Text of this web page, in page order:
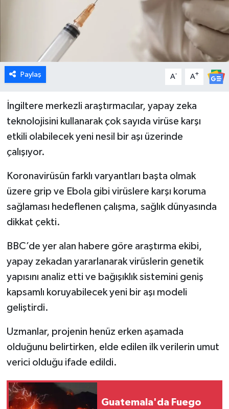
Paylaş A- A+
İngiltere merkezli araştırmacılar, yapay zeka
teknolojisini kullanarak çok sayıda virüse karşı
etkili olabilecek yeni nesil bir aşı üzerinde
çalışıyor.
Koronavirüsün farklı varyantları başta olmak
üzere grip ve Ebola gibi virüslere karşı koruma
sağlaması hedeflenen çalışma, sağlık dünyasında
dikkat çekti.
BBC’de yer alan habere göre araştırma ekibi,
yapay zekadan yararlanarak virüslerin genetik
yapısını analiz etti ve bağışıklık sistemini geniş
kapsamlı koruyabilecek yeni bir aşı modeli
geliştirdi.
Uzmanlar, projenin henüz erken aşamada
olduğunu belirtirken, elde edilen ilk verilerin umut
verici olduğu ifade edildi.
Guatemala'da Fuego
Foto Galeri
Gediz
Genel
Gündem
Hisarcık
İlçeler
Köşe Yazıları
Kültür Sanat
Magazin
Otomobil
Politika
Resmi İlan
Rüya Tabirleri